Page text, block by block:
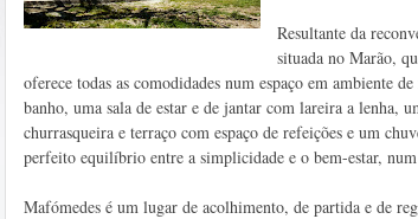
Resultante da
situada no Marão,
oferece todas as comodidades num espaço em ambiente
banho, uma sala de estar e de jantar com lareira a lenha,
churrasqueira e terraço com espaço de refeições e um
perfeito equilíbrio entre a simplicidade e o bem-estar,
Mafómedes é um lugar de acolhimento, de partida e de